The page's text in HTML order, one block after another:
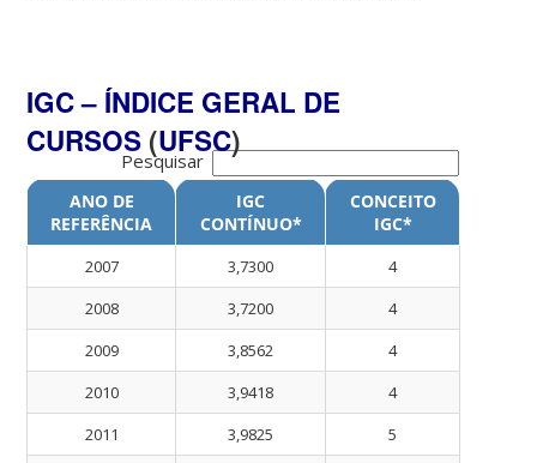
IGC– ÍNDICE GERAL DE
CURSOS (UFSC)
Pesquisar
ANO DE
REFERÊNCIA
IGC
CONTÍNUO*
CONCEITO
IGC*
2007 3,7300
4
2008
3,7200
4
2009
3,8562
4
2010
3,9418
4
2011
3,9825
5